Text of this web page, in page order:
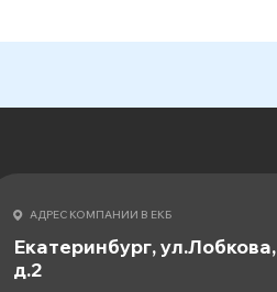
АДРЕС КОМПАНИИ В ЕКБ
Екатеринбург, ул.Лобкова,
д.2